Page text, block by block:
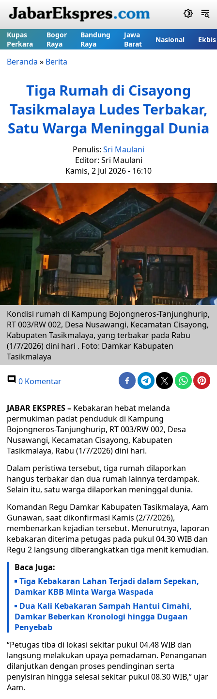
Kupas
Perkara
Bogor
Raya
Bandung
Raya
Jawa
Barat
Nasional Ekbis
Beranda » Berita
Tiga Rumah di Cisayong
Tasikmalaya Ludes Terbakar,
Satu Warga Meninggal Dunia
Penulis: Sri Maulani
Editor: Sri Maulani
Kamis, 2 Jul 2026 - 16:10
Kondisi rumah di Kampung Bojongneros-Tanjunghurip,
RT 003/RW 002, Desa Nusawangi, Kecamatan Cisayong,
Kabupaten Tasikmalaya, yang terbakar pada Rabu
(1/7/2026) dini hari . Foto: Damkar Kabupaten
Tasikmalaya
0 Komentar
JABAR EKSPRES – Kebakaran hebat melanda
permukiman padat penduduk di Kampung
Bojongneros-Tanjunghurip, RT 003/RW 002, Desa
Nusawangi, Kecamatan Cisayong, Kabupaten
Tasikmalaya, Rabu (1/7/2026) dini hari.
Dalam peristiwa tersebut, tiga rumah dilaporkan
hangus terbakar dan dua rumah lainnya terdampak.
Selain itu, satu warga dilaporkan meninggal dunia.
Komandan Regu Damkar Kabupaten Tasikmalaya, Aam
Gunawan, saat dikonfirmasi Kamis (2/7/2026),
membenarkan kejadian tersebut. Menurutnya, laporan
kebakaran diterima petugas pada pukul 04.30 WIB dan
Regu 2 langsung diberangkatkan tiga menit kemudian.
Baca Juga:
Tiga Kebakaran Lahan Terjadi dalam Sepekan,
Damkar KBB Minta Warga Waspada
Dua Kali Kebakaran Sampah Hantui Cimahi,
Damkar Beberkan Kronologi hingga Dugaan
Penyebab
“Petugas tiba di lokasi sekitar pukul 04.48 WIB dan
langsung melakukan upaya pemadaman. Penanganan
dilanjutkan dengan proses pendinginan serta
penyisiran hingga selesai sekitar pukul 08.30 WIB,” ujar
Aam.